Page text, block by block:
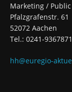
Marketing /
Pfalzgrafenstr. 61
52072 Aachen
Tel.: 0241-
hh@euregio-